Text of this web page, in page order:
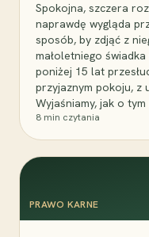
Spokojna, szczera
naprawdę wygląda
sposób, by zdjąć z
małoletniego
poniżej 15 lat
przyjaznym pokoju, z
Wyjaśniamy, jak o
8 min czytania
PRAWO KARNE